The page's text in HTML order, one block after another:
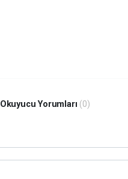
Okuyucu Yorumları (0)